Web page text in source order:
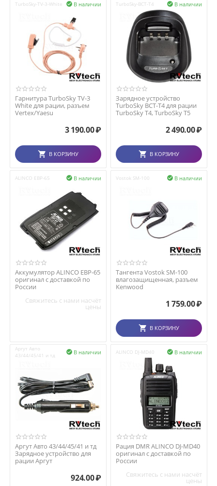
TurboSky-TV-3-White В наличии

Гарнитура TurboSky TV-3
White для рации, разъем
Vertex/Yaesu
3 190.00₽
В КОРЗИНУ
TurboSky-BCT-T4 В наличии

Зарядное устройство
TurboSky BCT-T4 для рации
TurboSky T4, TurboSky T5
2 490.00₽
В КОРЗИНУ
ALINCO EBP-65 В наличии

Аккумулятор ALINCO EBP-65
оригинал с доставкой по
России
Свяжитесь с нами насчёт
цены
Vostok SM-100 В наличии

Тангента Vostok SM-100
влагозащищенная, разъем
Kenwood
1 759.00₽
В КОРЗИНУ
Аргут Авто
43/44/45/41 и тд
В наличии

Аргут Авто 43/44/45/41 и тд
Зарядное устройство для
рации Аргут
924.00₽
ALINCO DJ-MD40 В наличии

Рация DMR ALINCO DJ-MD40
оригинал с доставкой по
России
Свяжитесь с нами насчёт
цены